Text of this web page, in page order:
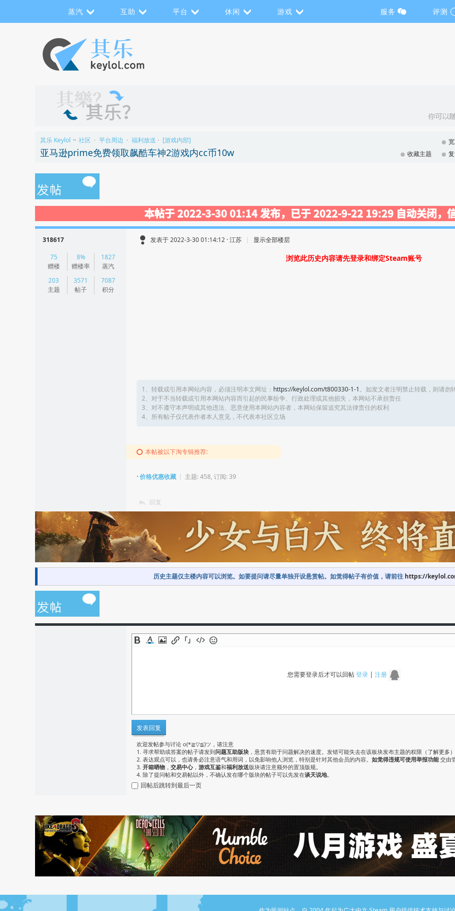
蒸汽 互助 平台 休闲 游戏 服务 评测
其乐 Keylol >> 社区 › 平台周边 › 福利放送 › [游戏内部]
亚马逊prime免费领取飙酷车神2游戏内cc币10w
收藏主题
本帖于 2022-3-30 01:14 发布，已于 2022-9-22 19:29 自动关闭，
318617
75
赠楼
8%
赠楼率
1827
蒸汽
203
主题
3571
帖子
7087
积分
发表于 2022-3-30 01:14:12 · 江苏 |
显示全部楼层
浏览此历史内容请先登录和绑定Steam账号
1、转载或引用本网站内容，必须注明本文网址： https://keylol.com/t800330-1-1。如发文者注明禁止转载，则请勿
2、对于不当转载或引用本网站内容而引起的民事纷争、行政处理或其他损失，本网站不承担责任
3、对不遵守本声明或其他违法、恶意使用本网站内容者，本网站保留追究其法律责任的权利
4、所有帖子仅代表作者本人意见，不代表本社区立场
本帖被以下淘专辑推荐:
·价格优惠收藏 | 主题: 458, 订阅: 39
回复
历史主题仅主楼内容可以浏览。如要提问请尽量单独开设悬赏帖。如觉得帖子有价值，请前往 https://
您需要登录后才可以回帖登录| 注册
发表回复
欢迎发帖参与讨论 o(*≧▽≦)ツ，请注意
1. 寻求帮助或答案的帖子请发到问题互助版块 ，悬赏有助于问题解决的速度。发错可能失去在该板块发布主题的权限（ 了解更多 ）
2. 表达观点可以，也请务必注意语气和用词，以免影响他人浏览，特别是针对其他会员的内容。 如觉得违规可使用举报功能 交由
3. 开箱晒物 ， 交易中心， 游戏互鉴和福利放送版块请注意额外的置顶版规。
4. 除了提问帖和交易帖以外，不确认发在哪个版块的帖子可以先发在谈天说地。
回帖后跳转到最后一页